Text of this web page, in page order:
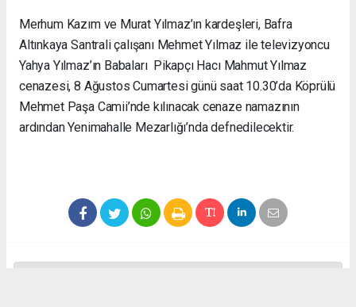
Merhum Kazım ve Murat Yılmaz’ın kardeşleri, Bafra
Altınkaya Santrali çalışanı Mehmet Yılmaz ile televizyoncu
Yahya Yılmaz’ın Babaları Pikapçı Hacı Mahmut Yılmaz
cenazesi, 8 Ağustos Cumartesi günü saat 10.30’da Köprülü
Mehmet Paşa Camii’nde kılınacak cenaze namazının
ardından Yenimahalle Mezarlığı’nda defnedilecektir.